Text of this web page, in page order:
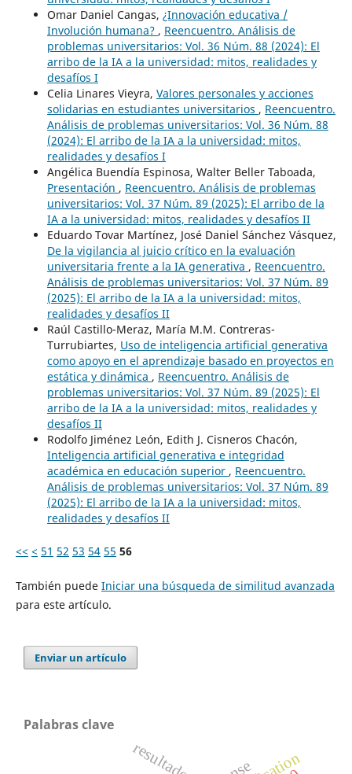
Omar Daniel Cangas, ¿Innovación educativa /
Involución humana? , Reencuentro. Análisis de
problemas universitarios: Vol. 36 Núm. 88 (2024): El
arribo de la IA a la universidad: mitos, realidades y
desafíos I
Celia Linares Vieyra, Valores personales y acciones
solidarias en estudiantes universitarios , Reencuentro.
Análisis de problemas universitarios: Vol. 36 Núm. 88
(2024): El arribo de la IA a la universidad: mitos,
realidades y desafíos I
Angélica Buendía Espinosa, Walter Beller Taboada,
Presentación , Reencuentro. Análisis de problemas
universitarios: Vol. 37 Núm. 89 (2025): El arribo de la
IA a la universidad: mitos, realidades y desafíos II
Eduardo Tovar Martínez, José Daniel Sánchez Vásquez,
De la vigilancia al juicio crítico en la evaluación
universitaria frente a la IA generativa , Reencuentro.
Análisis de problemas universitarios: Vol. 37 Núm. 89
(2025): El arribo de la IA a la universidad: mitos,
realidades y desafíos II
Raúl Castillo-Meraz, María M.M. Contreras-
Turrubiartes, Uso de inteligencia artificial generativa
como apoyo en el aprendizaje basado en proyectos en
estática y dinámica , Reencuentro. Análisis de
problemas universitarios: Vol. 37 Núm. 89 (2025): El
arribo de la IA a la universidad: mitos, realidades y
desafíos II
Rodolfo Jiménez León, Edith J. Cisneros Chacón,
Inteligencia artificial generativa e integridad
académica en educación superior , Reencuentro.
Análisis de problemas universitarios: Vol. 37 Núm. 89
(2025): El arribo de la IA a la universidad: mitos,
realidades y desafíos II
<< < 51 52 53 54 55 56
También puede Iniciar una búsqueda de similitud avanzada
para este artículo.
Enviar un artículo
Palabras clave